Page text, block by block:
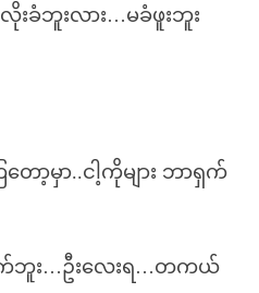
းခံဘူးလား…မခံဖူးဘူး
ော့မှာ..ငါ့ကိုများ ဘာရှက်
က်ဘူး…ဦးလေးရ…တကယ်